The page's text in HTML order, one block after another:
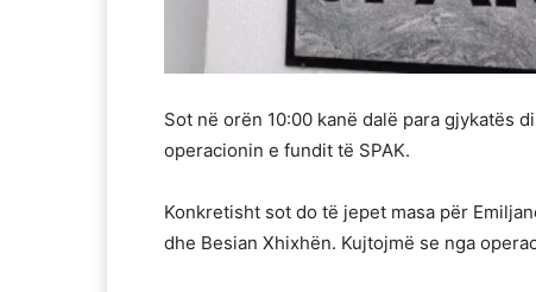
Sot në orën 10:00 kanë dalë para gjykatës
operacionin e fundit të SPAK.
Konkretisht sot do të jepet masa për
dhe Besian Xhixhën. Kujtojmë se nga